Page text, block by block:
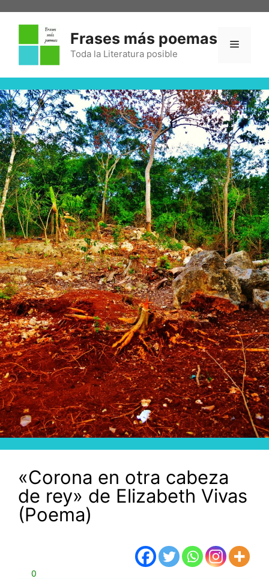
Frases más poemas
Toda la Literatura posible
«Corona en otra cabeza
de rey» de Elizabeth Vivas
(Poema)
0